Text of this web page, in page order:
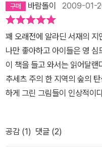
바람돌이 2009-01-
꽤 오래전에 알라딘 서재의
나만 좋아하고 아이들은 영
이 책을 들고 와서는 읽어달
추세츠 주의 한 지역의 숲의
하게 그린 그림들이 인상적이
에 인간의 시간이 아니라 자
려오고 새들이 씨앗을 물고 오
공감 (1) 댓글 (2)